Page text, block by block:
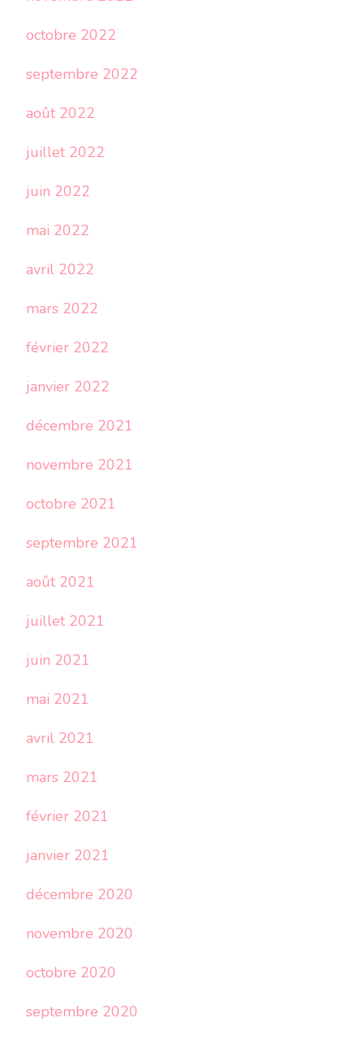
octobre 2022
septembre 2022
août 2022
juillet 2022
juin 2022
mai 2022
avril 2022
mars 2022
février 2022
janvier 2022
décembre 2021
novembre 2021
octobre 2021
septembre 2021
août 2021
juillet 2021
juin 2021
mai 2021
avril 2021
mars 2021
février 2021
janvier 2021
décembre 2020
novembre 2020
octobre 2020
septembre 2020